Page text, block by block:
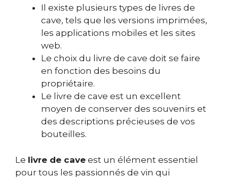
Il existe plusieurs types de livres de
cave, tels que les versions imprimées,
les applications mobiles et les sites
web.
Le choix du livre de cave doit se faire
en fonction des besoins du
propriétaire.
Le livre de cave est un excellent
moyen de conserver des souvenirs et
des descriptions précieuses de vos
bouteilles.
Le livre de cave est un élément essentiel
pour tous les passionnés de vin qui